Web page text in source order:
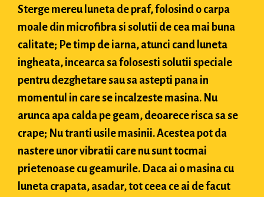
Sterge mereu luneta de praf, folosind o carpa
moale din microfibra si solutii de cea mai buna
calitate; Pe timp de iarna, atunci cand luneta
ingheata, incearca sa folosesti solutii speciale
pentru dezghetare sau sa astepti pana in
momentul in care se incalzeste masina. Nu
arunca apa calda pe geam, deoarece risca sa se
crape; Nu tranti usile masinii. Acestea pot da
nastere unor vibratii care nu sunt tocmai
prietenoase cu geamurile. Daca ai o masina cu
luneta crapata, asadar, tot ceea ce ai de facut